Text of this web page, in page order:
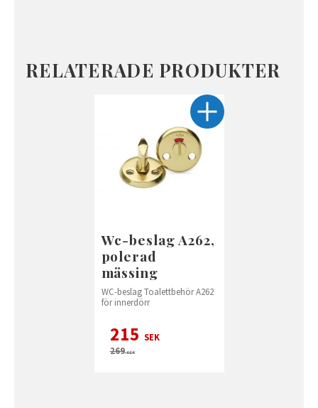
RELATERADE PRODUKTER
Wc-beslag A262,
polerad
mässing
WC-beslag Toalettbehör A262
för innerdörr
215 SEK
269SEK